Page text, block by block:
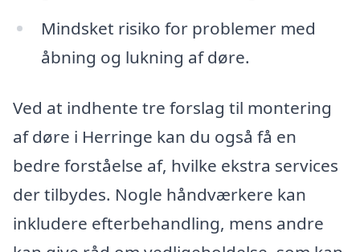
Mindsket risiko for problemer med
åbning og lukning af døre.
Ved at indhente tre forslag til montering
af døre i Herringe kan du også få en
bedre forståelse af, hvilke ekstra services
der tilbydes. Nogle håndværkere kan
inkludere efterbehandling, mens andre